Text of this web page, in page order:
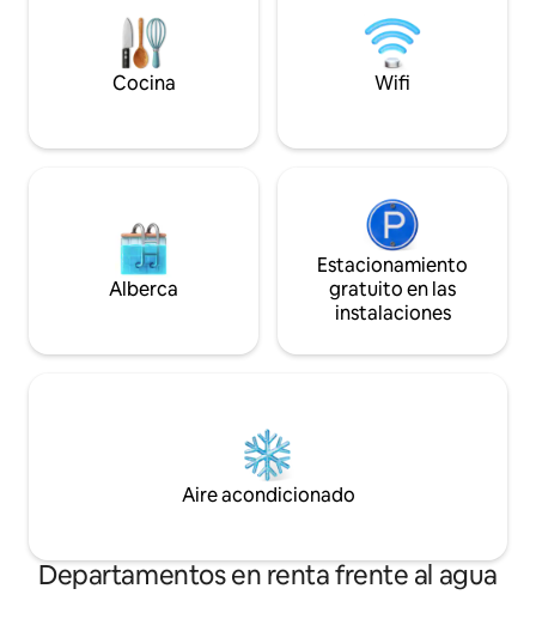
para desconectar, dormir entre viñedos,
disfrutar del enoturismo y el termalismo
de Ourense.
Cocina Wifi
Alberca
Estacionamiento
gratuito en las
instalaciones
Aire acondicionado
Departamentos en renta frente al agua